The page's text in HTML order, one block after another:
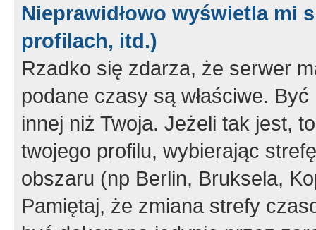
Nieprawidłowo wyświetla mi
profilach, itd.)
Rzadko się zdarza, że serwer
podane czasy są właściwe.
innej niż Twoja. Jeżeli tak jest,
twojego profilu, wybierając
obszaru (np Berlin, Bruksela,
Pamiętaj, że zmiana strefy